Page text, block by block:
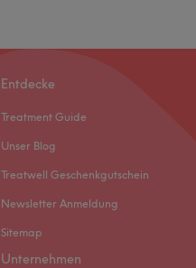
Entdecke
Treatment Guide
Unser Blog
Treatwell Geschenkgutschein
Newsletter Anmeldung
Sitemap
Unternehmen